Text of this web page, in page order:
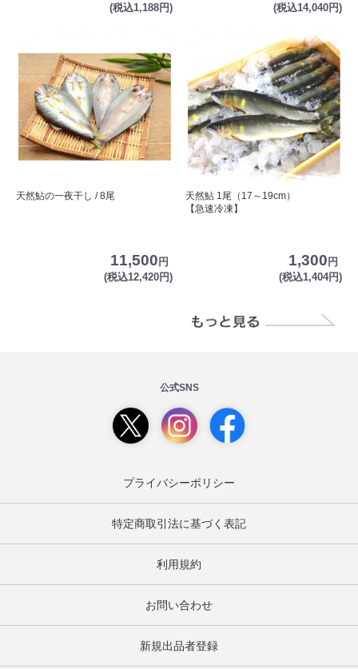
(税込1,188円)
(税込14,040円)
天然鮎の一夜干し / 8尾
11,500 円
(税込12,420円)
天然鮎 1尾（17～19cm）
【急速冷凍】
1,300 円
(税込1,404円)
公式SNS
プライバシーポリシー
特定商取引法に基づく表記
利用規約
お問い合わせ
新規出品者登録